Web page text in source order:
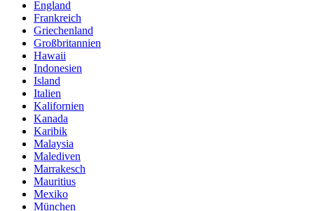
England
Frankreich
Griechenland
Großbritannien
Hawaii
Indonesien
Island
Italien
Kalifornien
Kanada
Karibik
Malaysia
Malediven
Marrakesch
Mauritius
Mexiko
München